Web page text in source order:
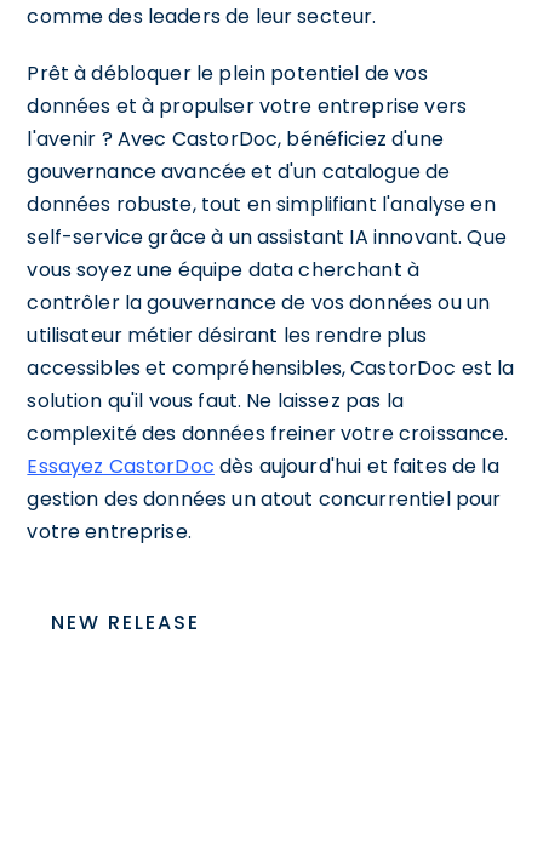
comme des leaders de leur secteur.
Prêt à débloquer le plein potentiel de vos
données et à propulser votre entreprise vers
l'avenir ? Avec CastorDoc, bénéficiez d'une
gouvernance avancée et d'un catalogue de
données robuste, tout en simplifiant l'analyse en
self-service grâce à un assistant IA innovant. Que
vous soyez une équipe data cherchant à
contrôler la gouvernance de vos données ou un
utilisateur métier désirant les rendre plus
accessibles et compréhensibles, CastorDoc est la
solution qu'il vous faut. Ne laissez pas la
complexité des données freiner votre croissance.
Essayez CastorDoc dès aujourd'hui et faites de la
gestion des données un atout concurrentiel pour
votre entreprise.
NEW RELEASE